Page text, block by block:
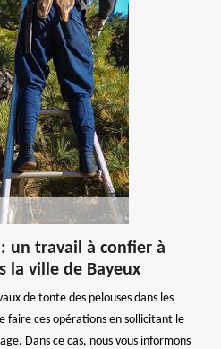
un travail à confier à
la ville de Bayeux
de tonte des pelouses dans les
faire ces opérations en sollicitant le
Dans ce cas, nous vous informons